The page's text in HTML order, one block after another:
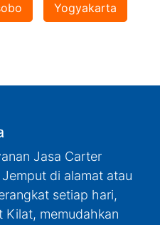
Yogyakarta
Jasa Carter
di alamat atau
setiap hari,
Kilat, memudahkan